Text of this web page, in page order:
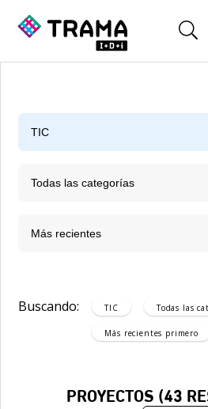
Todas las categorías
Más recientes
Buscando: TIC Todas las
Más recientes primero
PROYECTOS (43